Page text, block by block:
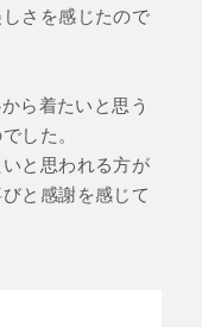
さを感じたので
ら着たいと思う
した。
と思われる方が
と感謝を感じて